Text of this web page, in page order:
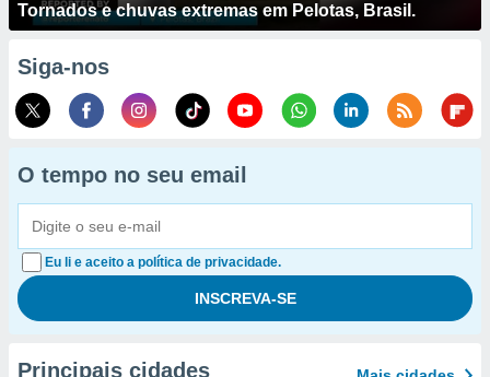
Tornados e chuvas extremas em Pelotas, Brasil.
Siga-nos
O tempo no seu email
Eu li e aceito a política de privacidade.
Principais cidades